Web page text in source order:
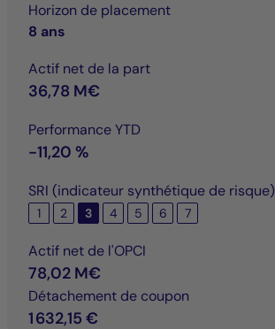
Horizon de placement
8 ans
Actif net de la part
36,78 M€
Performance YTD
-11,20 %
SRI (indicateur synthétique de risque)
1 2 3 4 5 6 7
Actif net de l'OPCI
78,02 M€
Détachement de coupon
1 632,15 €